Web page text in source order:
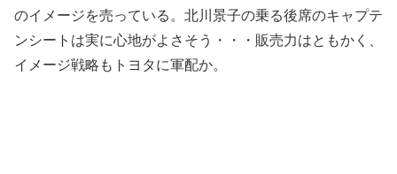
のイメージを売っている。北川景子の乗る後席のキャプテ
ンシートは実に心地がよさそう・・・販売力はともかく、
イメージ戦略もトヨタに軍配か。